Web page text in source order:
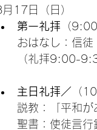
17日（日）
第一礼拝 （
おはなし：信徒
（礼拝9:00-
主日礼拝／ （
説教：「平和
聖書：使徒言行